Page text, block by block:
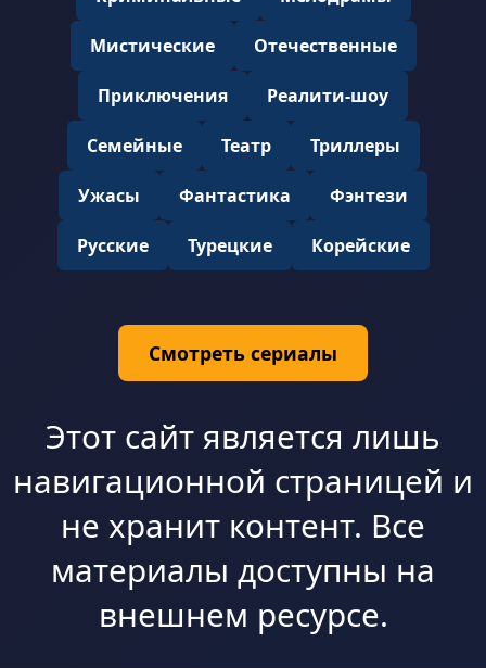
Мистические Отечественные
Приключения Реалити-шоу
Семейные Театр Триллеры
Ужасы Фантастика Фэнтези
Русские Турецкие Корейские
Смотреть сериалы
Этот сайт является лишь
навигационной страницей и
не хранит контент. Все
материалы доступны на
внешнем ресурсе.